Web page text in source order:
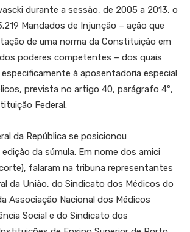
durante a sessão, de 2005 a 2013, o
Mandados de Injunção – ação que
de uma norma da Constituição em
poderes competentes – dos quais
à aposentadoria especial
prevista no artigo 40, parágrafo 4º,
Federal.
da República se posicionou
da súmula. Em nome dos amici
falaram na tribuna representantes
da União, do Sindicato dos Médicos do
Associação Nacional dos Médicos
Social e do Sindicato dos